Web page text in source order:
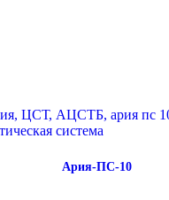
Ария-ПС-10